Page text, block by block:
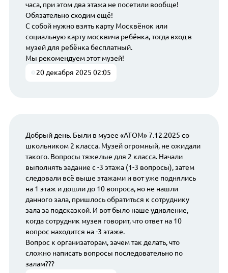
часа, при этом два этажа не посетили вообще!
Обязательно сходим ещё!
С собой нужно взять карту Москвёнок или
социальную карту москвича ребёнка, тогда вход в
музей для ребёнка бесплатный.
Мы рекомендуем этот музей!
20 декабря 2025 02:05
Добрый день. Были в музее «АТОМ» 7.12.2025 со
школьником 2 класса. Музей огромный, не ожидали
такого. Вопросы тяжелые для 2 класса. Начали
выполнять задание с -3 этажа (1-3 вопросы), затем
следовали всё выше этажами и вот уже поднялись
на 1 этаж и дошли до 10 вопроса, но не нашли
данного зала, пришлось обратиться к сотруднику
зала за подсказкой. И вот было наше удивление,
когда сотрудник музея говорит, что ответ на 10
вопрос находится на -3 этаже.
Вопрос к организаторам, зачем так делать, что
сложно написать вопросы последовательно по
залам???